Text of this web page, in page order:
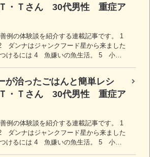
・Ｔさん 30代男性 重症ア
例の体験談を紹介する連載記事です。 1
ダンナはジャンクフード星から来ました
けるには 4 魚嫌いの魚生活。 5 小…
が治ったごはんと簡単レシ
・Ｔさん 30代男性 重症ア
例の体験談を紹介する連載記事です。 1
ダンナはジャンクフード星から来ました
けるには 4 魚嫌いの魚生活。 5 小…